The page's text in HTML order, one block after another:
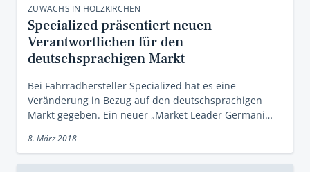
ZUWACHS IN HOLZKIRCHEN
Specialized präsentiert neuen
Verantwortlichen für den
deutschsprachigen Markt
Bei Fahrradhersteller Specialized hat es eine
Veränderung in Bezug auf den deutschsprachigen
Markt gegeben. Ein neuer „Market Leader Germani…
8. März 2018